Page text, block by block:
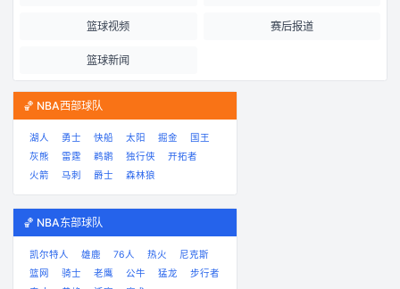
篮球视频 赛后报道
篮球新闻
🏀 NBA西部球队
湖人 勇士 快船 太阳 掘金
国王
灰熊
雷霆 鹈鹕 独行侠
开拓者
火箭
马刺 爵士 森林狼
🏀 NBA东部球队
凯尔特人 雄鹿 76人 热火
尼克斯
篮网
骑士 老鹰 公牛 猛龙
步行者